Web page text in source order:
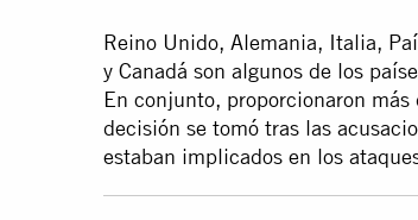
Reino Unido, Alemania, Italia,
y Canadá son algunos de los
En conjunto, proporcionaron
decisión se tomó tras las
estaban implicados en los